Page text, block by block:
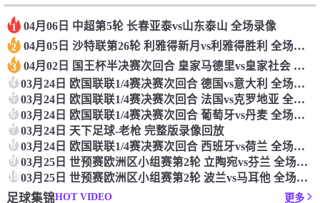
1 04月06日 中超第5轮 长春亚泰vs山东泰山 全场录像
2 04月05日 沙特联第26轮 利雅得新月vs利雅得胜利 全场录像
3 04月02日 国王杯半决赛次回合 皇家马德里vs皇家社会 全场录像
4 03月24日 欧国联联1/4赛决赛次回合 德国vs意大利 全场录像回放
5 03月24日 欧国联联1/4赛决赛次回合 法国vs克罗地亚 全场录像回放
6 03月24日 欧国联联1/4赛决赛次回合 葡萄牙vs丹麦 全场录像回放
7 03月24日 天下足球-老枪 完整版录像回放
8 03月24日 欧国联联1/4赛决赛次回合 西班牙vs荷兰 全场录像回放
9 03月25日 世预赛欧洲区小组赛第2轮 立陶宛vs芬兰 全场录像回放
10 03月25日 世预赛欧洲区小组赛第2轮 波兰vs马耳他 全场录像回放
足球集锦HOT VIDEO 更多